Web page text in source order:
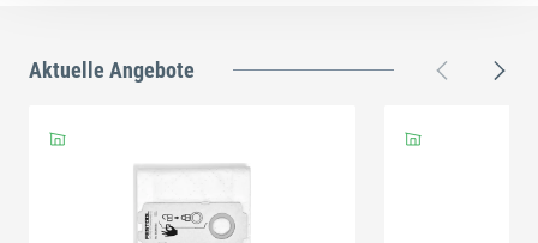
Aktuelle Angebote